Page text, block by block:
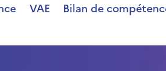
VAE Bilan de